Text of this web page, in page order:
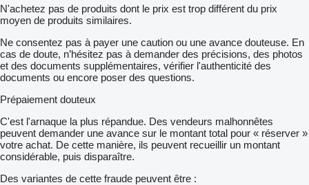
N'achetez pas de produits dont le prix est trop différent du prix
moyen de produits similaires.
Ne consentez pas à payer une caution ou une avance douteuse. En
cas de doute, n’hésitez pas à demander des précisions, des photos
et des documents supplémentaires, vérifier l'authenticité des
documents ou encore poser des questions.
Prépaiement douteux
C'est l'arnaque la plus répandue. Des vendeurs malhonnêtes
peuvent demander une avance sur le montant total pour « réserver »
votre achat. De cette manière, ils peuvent recueillir un montant
considérable, puis disparaître.
Des variantes de cette fraude peuvent être :